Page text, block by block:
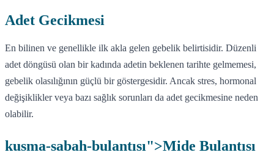
Adet Gecikmesi
En bilinen ve genellikle ilk akla gelen gebelik belirtisidir. Düzenli
adet döngüsü olan bir kadında adetin beklenen tarihte gelmemesi,
gebelik olasılığının güçlü bir göstergesidir. Ancak stres, hormonal
değişiklikler veya bazı sağlık sorunları da adet gecikmesine neden
olabilir.
kusma-sabah-bulantısı">Mide Bulantısı